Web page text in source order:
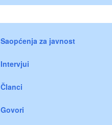
Saopćenja za javnost
Intervjui
Članci
Govori